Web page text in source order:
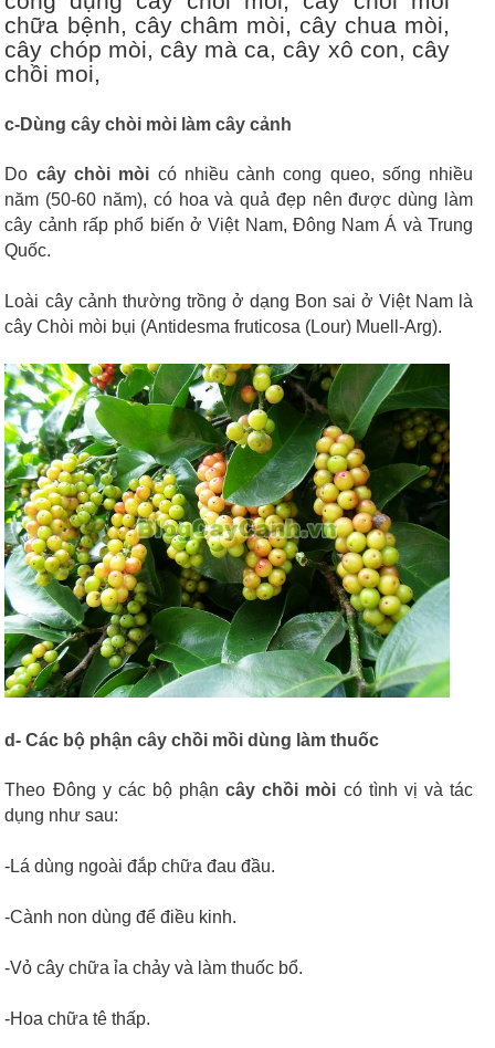
c-Dùng cây chòi mòi làm cây cảnh
Do cây chòi mòi có nhiều cành cong queo, sống nhiều
năm (50-60 năm), có hoa và quả đẹp nên được dùng làm
cây cảnh rấp phổ biến ở Việt Nam, Đông Nam Á và Trung
Quốc.
Loài cây cảnh thường trồng ở dạng Bon sai ở Việt Nam là
cây Chòi mòi bụi (Antidesma fruticosa (Lour) Muell-Arg).
d- Các bộ phận cây chồi mồi dùng làm thuốc
Theo Đông y các bộ phậncây chồi mòi có tình vị và tác
dụng như sau:
-Lá dùng ngoài đắp chữa đau đầu.
-Cành non dùng để điều kinh.
-Vỏ cây chữa ỉa chảy và làm thuốc bổ.
-Hoa chữa tê thấp.